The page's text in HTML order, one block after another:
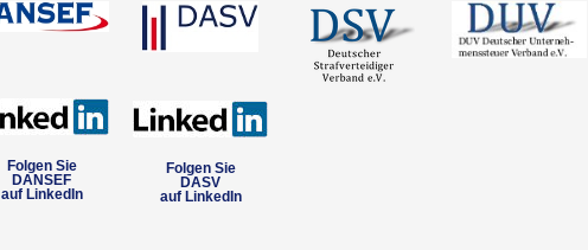
Folgen Sie
DANSEF
auf LinkedIn
Folgen Sie
DASV
auf LinkedIn